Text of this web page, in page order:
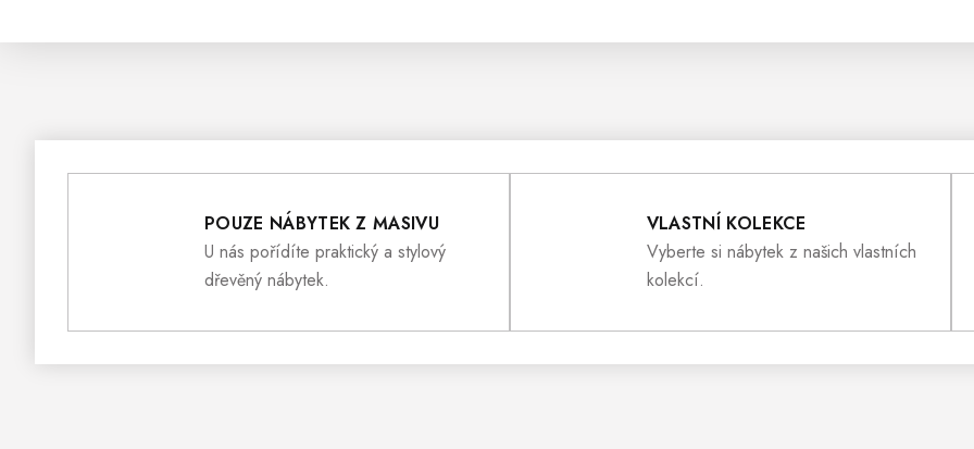
POUZE NÁBYTEK Z MASIVU
U nás pořídíte praktický a stylový
dřevěný nábytek.
VLASTNÍ KOLEKCE
Vyberte si nábytek z našich vlastních
kolekcí.